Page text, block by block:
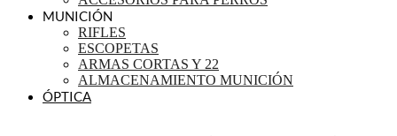
MUNICIÓN
RIFLES
ESCOPETAS
ARMAS CORTAS Y 22
ALMACENAMIENTO MUNICIÓN
ÓPTICA